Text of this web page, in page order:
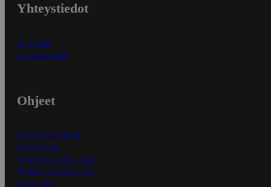
Yhteystiedot
Myymälät
Asiakaspalvelu
Ohjeet
Ensitilaajan ohjeet
Näin maksat
Näin tilaat ja muokkaat
Kaikki ohjeet ja vinkit
In English